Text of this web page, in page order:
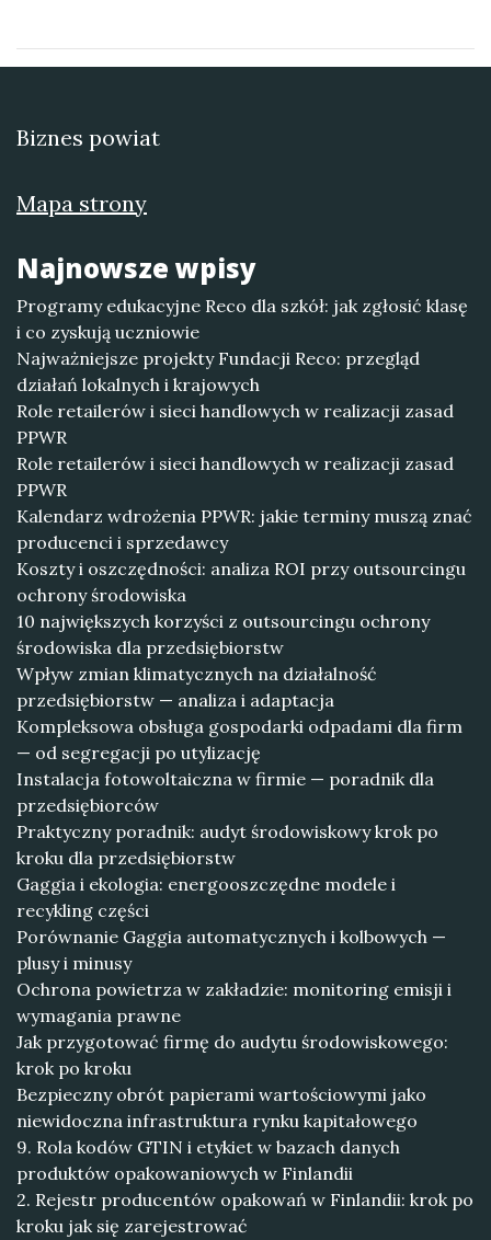
Biznes powiat
Mapa strony
Najnowsze wpisy
Programy edukacyjne Reco dla szkół: jak zgłosić klasę
i co zyskują uczniowie
Najważniejsze projekty Fundacji Reco: przegląd
działań lokalnych i krajowych
Role retailerów i sieci handlowych w realizacji zasad
PPWR
Role retailerów i sieci handlowych w realizacji zasad
PPWR
Kalendarz wdrożenia PPWR: jakie terminy muszą znać
producenci i sprzedawcy
Koszty i oszczędności: analiza ROI przy outsourcingu
ochrony środowiska
10 największych korzyści z outsourcingu ochrony
środowiska dla przedsiębiorstw
Wpływ zmian klimatycznych na działalność
przedsiębiorstw — analiza i adaptacja
Kompleksowa obsługa gospodarki odpadami dla firm
— od segregacji po utylizację
Instalacja fotowoltaiczna w firmie — poradnik dla
przedsiębiorców
Praktyczny poradnik: audyt środowiskowy krok po
kroku dla przedsiębiorstw
Gaggia i ekologia: energooszczędne modele i
recykling części
Porównanie Gaggia automatycznych i kolbowych —
plusy i minusy
Ochrona powietrza w zakładzie: monitoring emisji i
wymagania prawne
Jak przygotować firmę do audytu środowiskowego:
krok po kroku
Bezpieczny obrót papierami wartościowymi jako
niewidoczna infrastruktura rynku kapitałowego
9. Rola kodów GTIN i etykiet w bazach danych
produktów opakowaniowych w Finlandii
2. Rejestr producentów opakowań w Finlandii: krok po
kroku jak się zarejestrować